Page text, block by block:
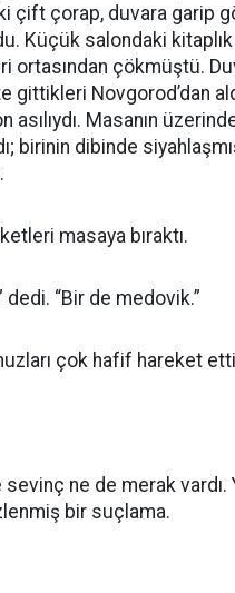
iki çift çorap, duvara garip
Küçük salondaki
ortasından çökmüştü.
gittikleri Novgorod’dan
asılıydı. Masanın
birinin dibinde
masaya bıraktı.
dedi. “Bir de medovik.”
çok hafif hareket
ne de merak vardı.
bir suçlama.